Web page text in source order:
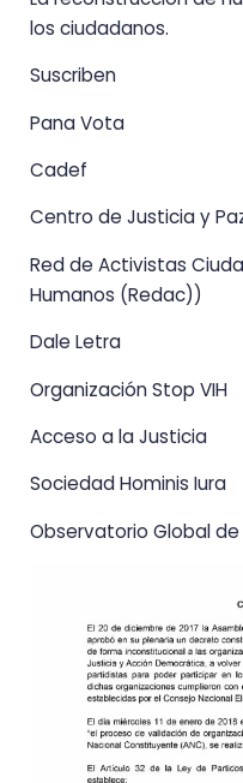
los ciudadanos.
Suscriben
Pana Vota
Cadef
Centro de Justicia y
Red de Activistas
Humanos (Redac))
Dale Letra
Organización Stop VIH
Acceso a la Justicia
Sociedad Hominis Iura
Observatorio Global